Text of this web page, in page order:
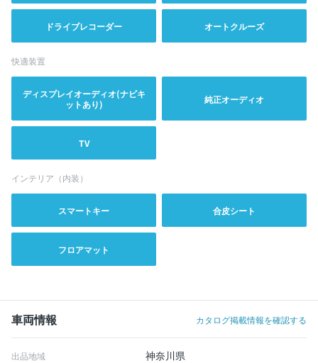
ドライブレコーダー オートクルーズ
快適装置
ディスプレイオーディオ(ナビキ
ットあり)
純正オーディオ
TV
インテリア（内装）
スマートキー 合皮シート
フロアマット
車両情報 カタログ掲載情報を確認する
出品地域 神奈川県